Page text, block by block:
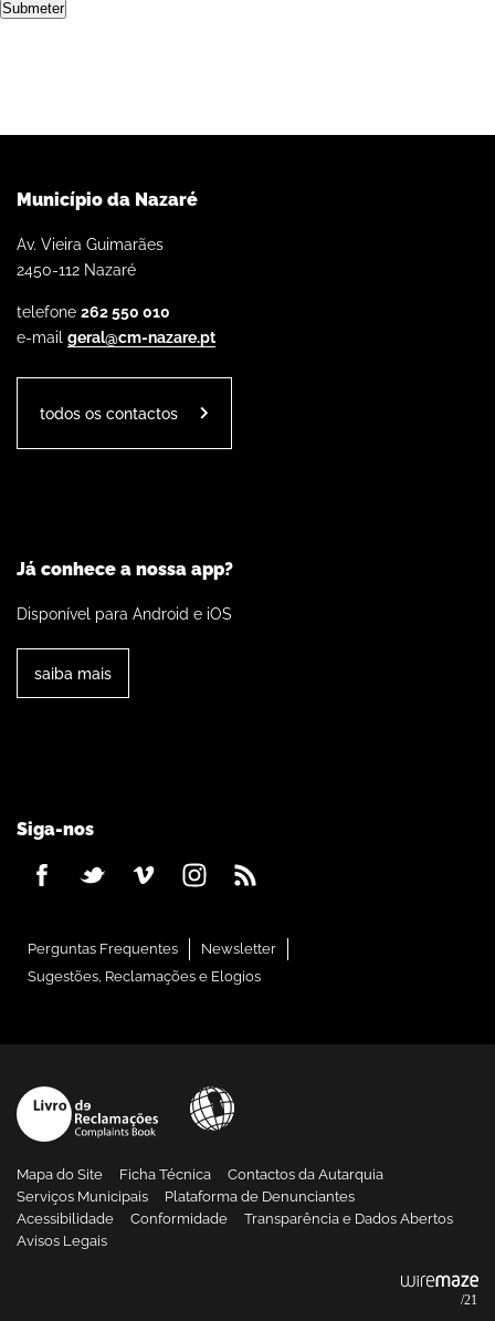
Submeter
Município da Nazaré
Av. Vieira Guimarães
2450-112 Nazaré
telefone 262 550 010
e-mail geral@cm-nazare.pt
todos os contactos
Já conhece a nossa app?
Disponível para Android e iOS
saiba mais
Siga-nos
Perguntas Frequentes
Newsletter
Sugestões, Reclamações e Elogios
Mapa do Site Ficha Técnica
Contactos da Autarquia
Serviços Municipais
Plataforma de Denunciantes
Acessibilidade
Conformidade
Transparência e Dados Abertos
Avisos Legais